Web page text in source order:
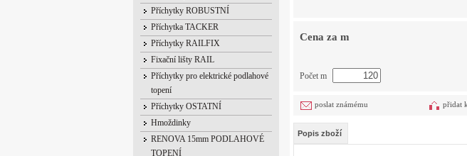
Příchytky ROBUSTNÍ
Příchytka TACKER
Příchytky RAILFIX
Fixační lišty RAIL
Příchytky pro elektrické podlahové
topení
Příchytky OSTATNÍ
Hmoždinky
RENOVA 15mm PODLAHOVÉ
TOPENÍ
Cena za m
Počet m
poslat známému přidat
Popis zboží